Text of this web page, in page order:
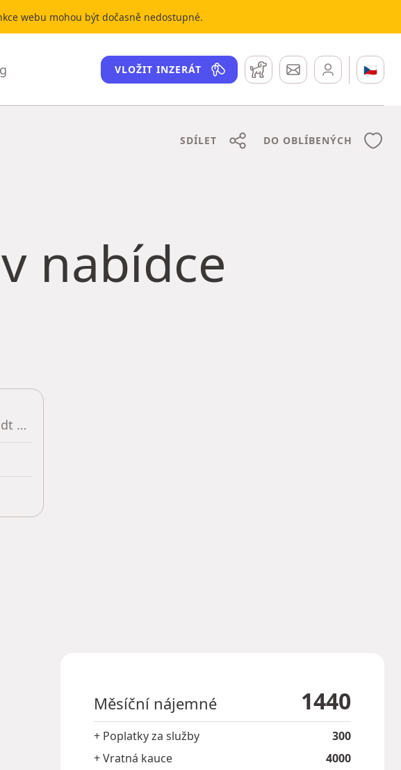
webu mohou být dočasně nedostupné.
VLOŽIT INZERÁT Hlídací pesZprávy 🇨🇿
SDÍLET DO OBLÍBENÝCH
nabídce
Berliner Platz 7A Würzburg Altstadt Bayern 97080
Měsíční nájemné 1440
+ Poplatky za služby
300
+ Vratná kauce
4000